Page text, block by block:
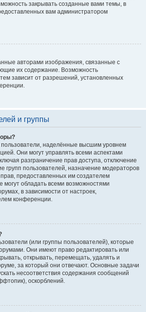
закрывать созданные вами темы, в
вам администратором
авторами изображения, связанные с
их содержание. Возможность
зависит от разрешений, установленных
и группы
наделённые высшим уровнем
Они могут управлять всеми аспектами
разграничение прав доступа, отключение
групп пользователей, назначение модераторов
прав, предоставленных им создателем
обладать всеми возможностями
в зависимости от настроек,
конференции.
(или группы пользователей), которые
Они имеют право редактировать или
открывать, перемещать, удалять и
за который они отвечают. Основные задачи
несоответствия содержания сообщений
оскорблений.